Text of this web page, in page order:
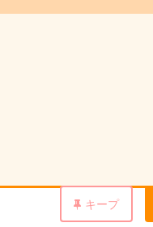
キープ